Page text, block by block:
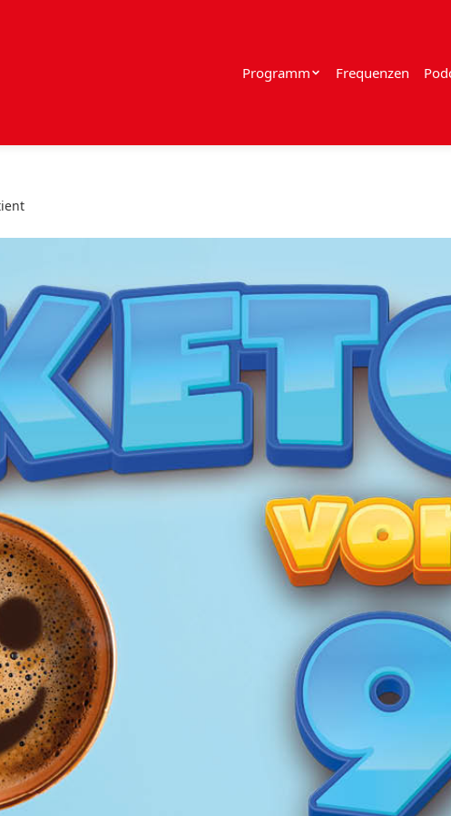
Programm Frequenzen